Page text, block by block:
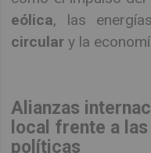
eólica, las
circular y la
Alianzas
local frente a
políticas